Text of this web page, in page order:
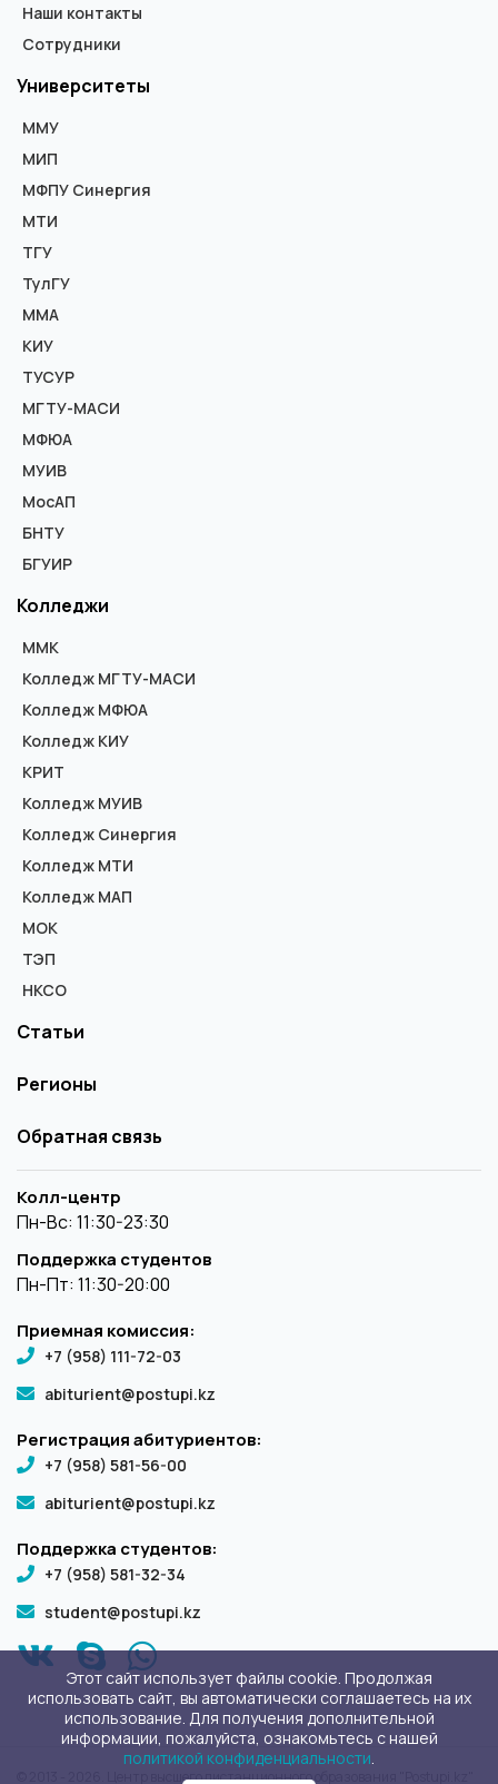
Наши контакты
Сотрудники
Университеты
ММУ
МИП
МФПУ Синергия
МТИ
ТГУ
ТулГУ
ММА
КИУ
ТУСУР
МГТУ-МАСИ
МФЮА
МУИВ
МосАП
БНТУ
БГУИР
Колледжи
ММК
Колледж МГТУ-МАСИ
Колледж МФЮА
Колледж КИУ
КРИТ
Колледж МУИВ
Колледж Синергия
Колледж МТИ
Колледж МАП
МОК
ТЭП
НКСО
Статьи
Регионы
Обратная связь
Колл-центр
Пн-Вс: 11:30-23:30
Поддержка студентов
Пн-Пт: 11:30-20:00
Приемная комиссия:
+7 (958) 111-72-03
abiturient@postupi.kz
Регистрация абитуриентов:
+7 (958) 581-56-00
abiturient@postupi.kz
Поддержка студентов:
+7 (958) 581-32-34
student@postupi.kz
© 2013 - 2026. Центр высшего дистанционного образования "Postupi.kz"
Этот сайт использует файлы cookie. Продолжая
использовать сайт, вы автоматически соглашаетесь на их
использование. Для получения дополнительной
информации, пожалуйста, ознакомьтесь с нашей
политикой конфиденциальности.